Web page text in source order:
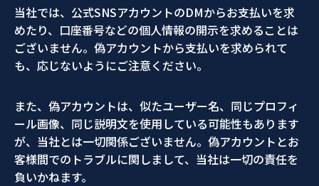
当社では、公式SNSアカウントのDMからお支払いを求
めたり、口座番号などの個人情報の開示を求めることは
ございません。偽アカウントから支払いを求められて
も、応じないようにご注意ください。
また、偽アカウントは、似たユーザー名、同じプロフィ
ール画像、同じ説明文を使用している可能性もあります
が、当社とは一切関係ございません。偽アカウントとお
客様間でのトラブルに関しまして、当社は一切の責任を
負いかねます。